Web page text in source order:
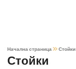
Начална страница Стойки
Стойки